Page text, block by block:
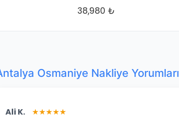
38,980 ₺
Osmaniye Nakliye Yorumları
Ali K. ★★★★★